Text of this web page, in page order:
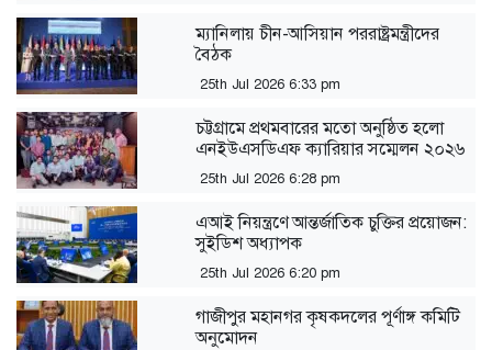
ম্যানিলায় চীন-আসিয়ান পররাষ্ট্রমন্ত্রীদের
বৈঠক
25th Jul 2026 6:33 pm
‎চট্টগ্রামে প্রথমবারের মতো অনুষ্ঠিত হলো
এনইউএসডিএফ ক্যারিয়ার সম্মেলন ২০২৬
25th Jul 2026 6:28 pm
এআই নিয়ন্ত্রণে আন্তর্জাতিক চুক্তির প্রয়োজন:
সুইডিশ অধ্যাপক
25th Jul 2026 6:20 pm
গাজীপুর মহানগর কৃষকদলের পূর্ণাঙ্গ কমিটি
অনুমোদন